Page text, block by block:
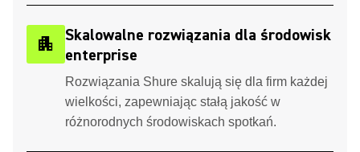
apartment
Skalowalne rozwiązania dla środowisk
enterprise
Rozwiązania Shure skalują się dla firm każdej
wielkości, zapewniając stałą jakość w
różnorodnych środowiskach spotkań.